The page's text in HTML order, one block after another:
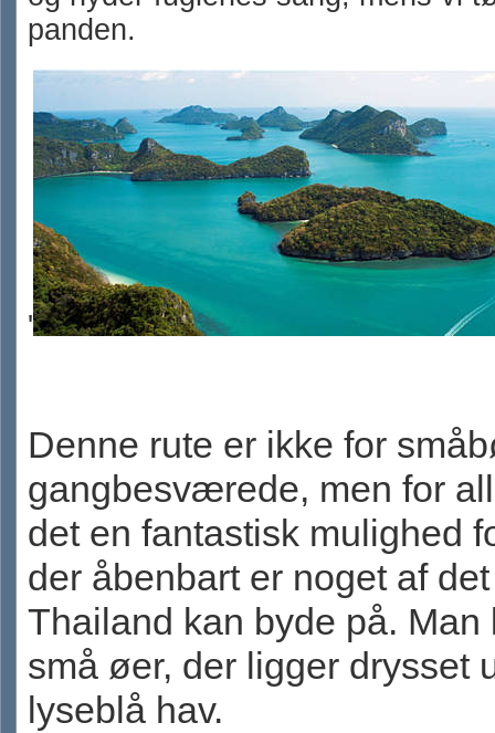
panden.
'
Denne rute er ikke for
gangbesværede, men for
det en fantastisk mulighed
der åbenbart er noget af
Thailand kan byde på. Man
små øer, der ligger drysset
lyseblå hav.